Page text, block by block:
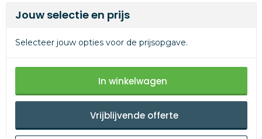
Jouw selectie en prijs
Selecteer jouw opties voor de prijsopgave.
In winkelwagen
Vrijblijvende offerte